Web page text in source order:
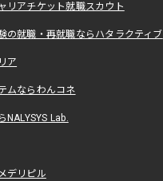
リアチケット就職スカウト
の就職・再就職ならハタラクティブ
ア
ムならわんコネ
NALYSYS Lab.
デリピル